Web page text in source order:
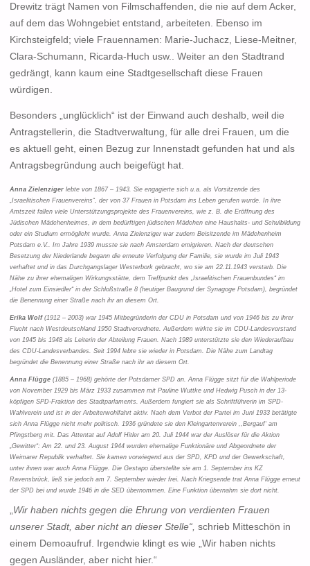
Drewitz trägt Namen von Filmschaffenden, die nie auf dem Acker,
auf dem das Wohngebiet entstand, arbeiteten. Ebenso im
Kirchsteigfeld; viele Frauennamen: Marie-Juchacz, Liese-Meitner,
Clara-Schumann, Ricarda-Huch usw.. Weiter an den Stadtrand
gedrängt, kann kaum eine Stadtgesellschaft diese Frauen
würdigen.
Besonders „unglücklich“ ist der Einwand auch deshalb, weil die
Antragstellerin, die Stadtverwaltung, für alle drei Frauen, um die
es aktuell geht, einen Bezug zur Innenstadt gefunden hat und als
Antragsbegründung auch beigefügt hat.
Anna Zielenziger lebte von 1867 – 1943. Sie engagierte sich u.a. als Vorsitzende des
„Israelitischen Frauenvereins“, der von 37 Frauen in Potsdam ins Leben gerufen wurde. In ihre
Amtszeit fallen viele Unterstützungsprojekte des Frauenvereins, wie z. B. die Eröffnung des
Jüdischen Mädchenheimes, in dem bedürftigen jüdischen Mädchen eine Haushalts- und Schulbildung
oder ein Studium ermöglicht wurde. Anna Zielenziger war zudem Beisitzende im Mädchenheim
Potsdam e.V.. Im Jahre 1939 musste sie nach Amsterdam emigrieren. Nach der deutschen
Besetzung der Niederlande begann die erneute Verfolgung der Familie, sie wurde im Juli 1943
verhaftet und in das Durchgangslager Westerbork gebracht, wo sie am 22.11.1943 verstarb. Die
Nähe zu ihrer ehemaligen Wirkungsstätte, dem Treffpunkt des „Israelitischen Frauenbundes“ im
„Hotel zum Einsiedler“ in der Schloßstraße 8 (heutiger Baugrund der Synagoge Potsdam), begründet
die Benennung einer Straße nach ihr an diesem Ort.
Erika Wolf (1912 – 2003) war 1945 Mitbegründerin der CDU in Potsdam und von 1946 bis zu ihrer
Flucht nach Westdeutschland 1950 Stadtverordnete. Außerdem wirkte sie im CDU-Landesvorstand
von 1945 bis 1948 als Leiterin der Abteilung Frauen. Nach 1989 unterstützte sie den Wiederaufbau
des CDU-Landesverbandes. Seit 1994 lebte sie wieder in Potsdam. Die Nähe zum Landtag
begründet die Benennung einer Straße nach ihr an diesem Ort.
Anna Flügge (1885 – 1968) gehörte der Potsdamer SPD an. Anna Flügge sitzt für die Wahlperiode
von November 1929 bis März 1933 zusammen mit Pauline Wuttke und Hedwig Pusch in der 13-
köpfigen SPD-Fraktion des Stadtparlaments. Außerdem fungiert sie als Schriftführerin im SPD-
Wahlverein und ist in der Arbeiterwohlfahrt aktiv. Nach dem Verbot der Partei im Juni 1933 betätigte
sich Anna Flügge nicht mehr politisch. 1936 gründete sie den Kleingartenverein ,,Bergauf‘ am
Pfingstberg mit. Das Attentat auf Adolf Hitler am 20. Juli 1944 war der Auslöser für die Aktion
„Gewitter“: Am 22. und 23. August 1944 wurden ehemalige Funktionäre und Abgeordnete der
Weimarer Republik verhaftet. Sie kamen vorwiegend aus der SPD, KPD und der Gewerkschaft,
unter ihnen war auch Anna Flügge. Die Gestapo überstellte sie am 1. September ins KZ
Ravensbrück, ließ sie jedoch am 7. September wieder frei. Nach Kriegsende trat Anna Flügge erneut
der SPD bei und wurde 1946 in die SED übernommen. Eine Funktion übernahm sie dort nicht.
Wir haben nichts gegen die Ehrung von verdienten Frauen
unserer Stadt, aber nicht an dieser Stelle“, schrieb Mitteschön in
einem Demoaufruf. Irgendwie klingt es wie „Wir haben nichts
gegen Ausländer, aber nicht hier.“